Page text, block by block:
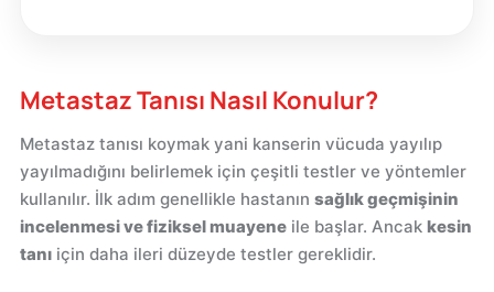
Metastaz Tanısı Nasıl Konulur?
Metastaz tanısı koymak yani kanserin vücuda yayılıp
yayılmadığını belirlemek için çeşitli testler ve yöntemler
kullanılır. İlk adım genellikle hastanın sağlık geçmişinin
incelenmesi ve fiziksel muayene ile başlar. Ancak kesin
tanı için daha ileri düzeyde testler gereklidir.